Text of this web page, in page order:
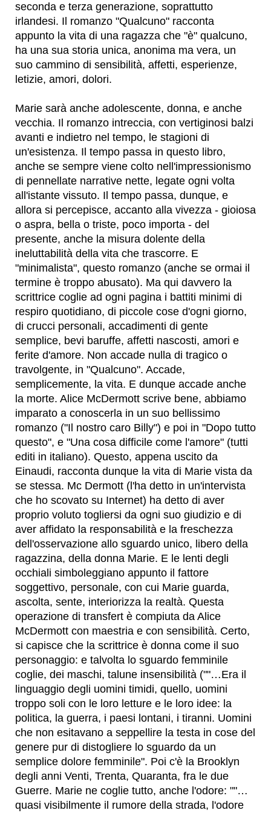
seconda e terza generazione, soprattutto
irlandesi. Il romanzo "Qualcuno" racconta
appunto la vita di una ragazza che "è" qualcuno,
ha una sua storia unica, anonima ma vera, un
suo cammino di sensibilità, affetti, esperienze,
letizie, amori, dolori.
Marie sarà anche adolescente, donna, e anche
vecchia. Il romanzo intreccia, con vertiginosi balzi
avanti e indietro nel tempo, le stagioni di
un'esistenza. Il tempo passa in questo libro,
anche se sempre viene colto nell'impressionismo
di pennellate narrative nette, legate ogni volta
all'istante vissuto. Il tempo passa, dunque, e
allora si percepisce, accanto alla vivezza - gioiosa
o aspra, bella o triste, poco importa - del
presente, anche la misura dolente della
ineluttabilità della vita che trascorre. E
"minimalista", questo romanzo (anche se ormai il
termine è troppo abusato). Ma qui davvero la
scrittrice coglie ad ogni pagina i battiti minimi di
respiro quotidiano, di piccole cose d'ogni giorno,
di crucci personali, accadimenti di gente
semplice, bevi baruffe, affetti nascosti, amori e
ferite d'amore. Non accade nulla di tragico o
travolgente, in "Qualcuno". Accade,
semplicemente, la vita. E dunque accade anche
la morte. Alice McDermott scrive bene, abbiamo
imparato a conoscerla in un suo bellissimo
romanzo ("Il nostro caro Billy") e poi in "Dopo tutto
questo", e "Una cosa difficile come l'amore" (tutti
editi in italiano). Questo, appena uscito da
Einaudi, racconta dunque la vita di Marie vista da
se stessa. Mc Dermott (l'ha detto in un'intervista
che ho scovato su Internet) ha detto di aver
proprio voluto togliersi da ogni suo giudizio e di
aver affidato la responsabilità e la freschezza
dell'osservazione allo sguardo unico, libero della
ragazzina, della donna Marie. E le lenti degli
occhiali simboleggiano appunto il fattore
soggettivo, personale, con cui Marie guarda,
ascolta, sente, interiorizza la realtà. Questa
operazione di transfert è compiuta da Alice
McDermott con maestria e con sensibilità. Certo,
si capisce che la scrittrice è donna come il suo
personaggio: e talvolta lo sguardo femminile
coglie, dei maschi, talune insensibilità (""…Era il
linguaggio degli uomini timidi, quello, uomini
troppo soli con le loro letture e le loro idee: la
politica, la guerra, i paesi lontani, i tiranni. Uomini
che non esitavano a seppellire la testa in cose del
genere pur di distogliere lo sguardo da un
semplice dolore femminile". Poi c'è la Brooklyn
degli anni Venti, Trenta, Quaranta, fra le due
Guerre. Marie ne coglie tutto, anche l'odore: ""…
quasi visibilmente il rumore della strada, l'odore